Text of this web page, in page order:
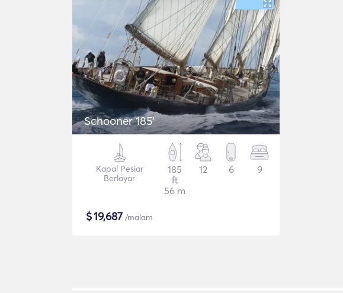
Schooner 185'
Kapal Pesiar
Berlayar
185
ft
56 m
12 6 9
$19,687 /malam